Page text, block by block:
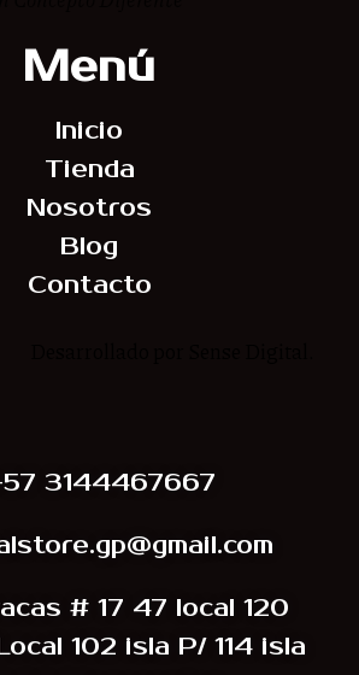
Menú
Inicio
Tienda
Nosotros
Blog
Contacto
3144467667
# 17 47 local 120
102 isla P/ 114 isla